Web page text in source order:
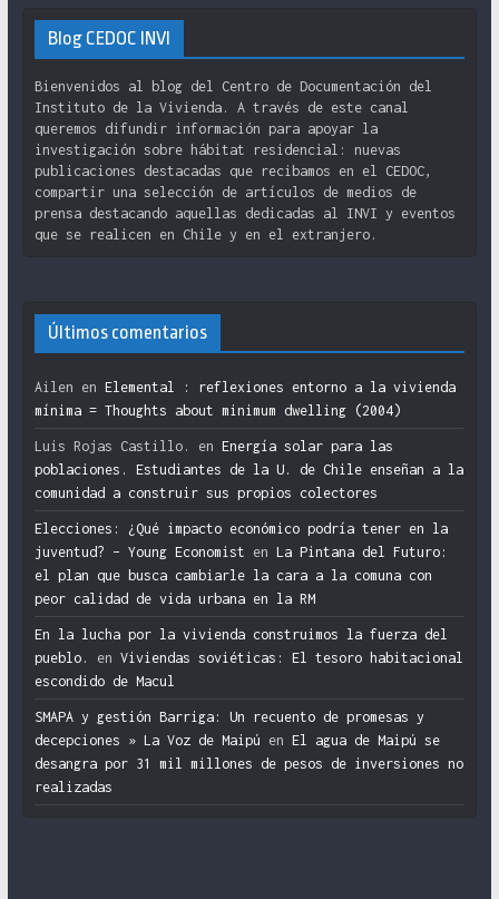
Blog CEDOC INVI
Bienvenidos al blog del Centro de Documentación del
Instituto de la Vivienda. A través de este canal
queremos difundir información para apoyar la
investigación sobre hábitat residencial: nuevas
publicaciones destacadas que recibamos en el CEDOC,
compartir una selección de artículos de medios de
prensa destacando aquellas dedicadas al INVI y eventos
que se realicen en Chile y en el extranjero.
Últimos comentarios
Ailen en Elemental : reflexiones entorno a la vivienda
mínima = Thoughts about minimum dwelling (2004)
Luis Rojas Castillo. en Energía solar para las
poblaciones. Estudiantes de la U. de Chile enseñan a la
comunidad a construir sus propios colectores
Elecciones: ¿Qué impacto económico podría tener en la
juventud? – Young Economist en La Pintana del Futuro:
el plan que busca cambiarle la cara a la comuna con
peor calidad de vida urbana en la RM
En la lucha por la vivienda construimos la fuerza del
pueblo.
en Viviendas soviéticas: El tesoro habitacional
escondido de Macul
SMAPA y gestión Barriga: Un recuento de promesas y
decepciones » La Voz de Maipú en El agua de Maipú se
desangra por 31 mil millones de pesos de inversiones no
realizadas